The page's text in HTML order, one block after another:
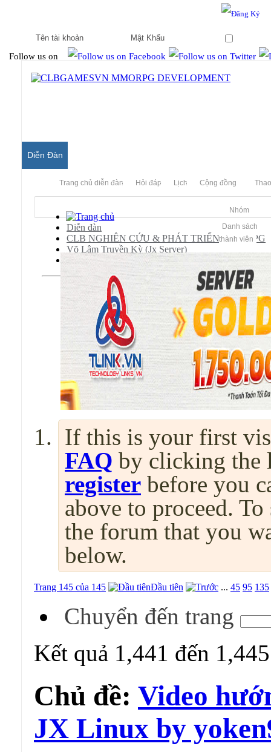
Follow us on
Diễn Đàn
Trang chủ diễn đàn Hỏi đáp Lịch Cộng đồng
Nhóm
Danh sách
thành viên
Diễn đàn
CLB NGHIÊN CỨU & PHÁT TRIỂN MMORPG
Võ Lâm Truyền Kỳ (Jx Server)
[JX]
Video hướng dẫn chi tiết cài đặt JX Linux by
If this is your first
FAQ by clicking the
register before you
above to proceed.
the forum that you
below.
Trang 145 của 145 Đầu tiên ... 45 95 135
Chuyển đến trang
Kết quả 1,441 đến
Chủ đề: Video
JX Linux by